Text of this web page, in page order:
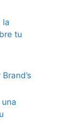
la
tu